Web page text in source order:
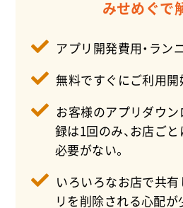
Mer Riche様のサービスがスター
あぶり師 銭形様のサービスがスタ
2026.01
リラクゼーションBR様のサービス
2026.01
本厚木かしわぎ整体院様のサービ
した。
みせめぐで
アプリ開発費用・ラン
無料ですぐにご利用開
お客様のアプリダウン
録は1回のみ、お店ご
必要がない。
いろいろなお店で共有
リを削除される心配が